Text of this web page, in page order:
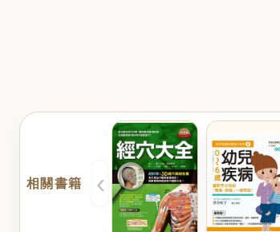
相關書籍 ‹